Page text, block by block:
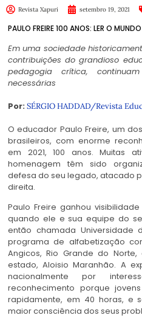
Revista Xapuri setembro 19, 2021
PAULO FREIRE 100 ANOS: LER O
Em uma sociedade
contribuições do grandioso
pedagogia crítica,
necessárias
Por: SÉRGIO HADDAD/Revista
O educador Paulo Freire, um
brasileiros, com enorme
em 2021, 100 anos. Muitas
homenagem têm sido
defesa do seu legado, atacado
direita.
Paulo Freire ganhou
quando ele e sua equipe do
então chamada Universidade
programa de alfabetização
Angicos, Rio Grande do
estado, Aloisio Maranhão. A
nacionalmente por
reconhecimento porque
rapidamente, em 40 horas, e
maior consciência dos seus